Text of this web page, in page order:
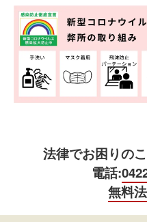
法律でお困りの
電話:
無料